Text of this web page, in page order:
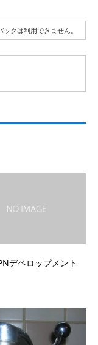
ックは利用できません。
デベロップメント